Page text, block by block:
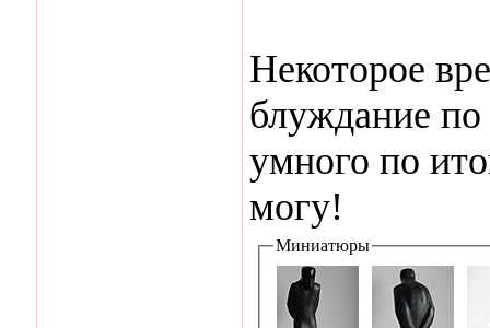
Некоторое
блуждание по
умного по
могу!
Миниатюры